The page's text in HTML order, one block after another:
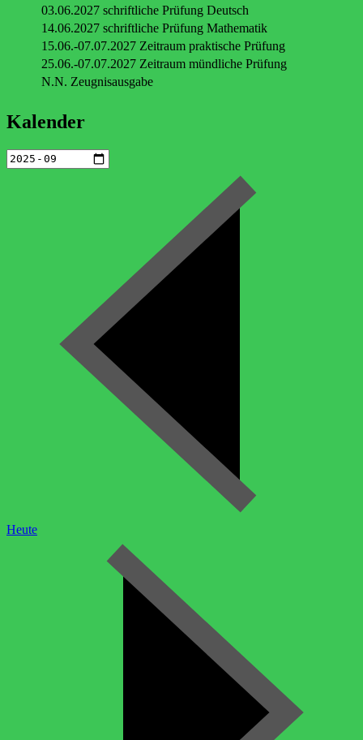
03.06.2027 schriftliche Prüfung Deutsch
14.06.2027 schriftliche Prüfung Mathematik
15.06.-07.07.2027 Zeitraum praktische Prüfung
25.06.-07.07.2027 Zeitraum mündliche Prüfung
N.N. Zeugnisausgabe
Kalender
Heute